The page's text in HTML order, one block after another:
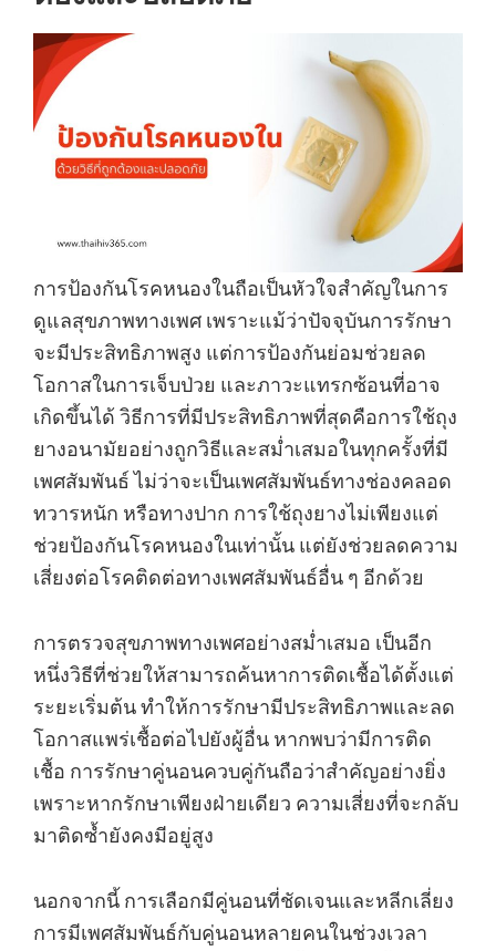
การป้องกันโรคหนองในถือเป็นหัวใจสำคัญในการ
ดูแลสุขภาพทางเพศ เพราะแม้ว่าปัจจุบันการรักษา
จะมีประสิทธิภาพสูง แต่การป้องกันย่อมช่วยลด
โอกาสในการเจ็บป่วย และภาวะแทรกซ้อนที่อาจ
เกิดขึ้นได้ วิธีการที่มีประสิทธิภาพที่สุดคือการใช้ถุง
ยางอนามัยอย่างถูกวิธีและสม่ำเสมอในทุกครั้งที่มี
เพศสัมพันธ์ ไม่ว่าจะเป็นเพศสัมพันธ์ทางช่องคลอด
ทวารหนัก หรือทางปาก การใช้ถุงยางไม่เพียงแต่
ช่วยป้องกันโรคหนองในเท่านั้น แต่ยังช่วยลดความ
เสี่ยงต่อโรคติดต่อทางเพศสัมพันธ์อื่น ๆ อีกด้วย
การตรวจสุขภาพทางเพศอย่างสม่ำเสมอ เป็นอีก
หนึ่งวิธีที่ช่วยให้สามารถค้นหาการติดเชื้อได้ตั้งแต่
ระยะเริ่มต้น ทำให้การรักษามีประสิทธิภาพและลด
โอกาสแพร่เชื้อต่อไปยังผู้อื่น หากพบว่ามีการติด
เชื้อ การรักษาคู่นอนควบคู่กันถือว่าสำคัญอย่างยิ่ง
เพราะหากรักษาเพียงฝ่ายเดียว ความเสี่ยงที่จะกลับ
มาติดซ้ำยังคงมีอยู่สูง
นอกจากนี้ การเลือกมีคู่นอนที่ชัดเจนและหลีกเลี่ยง
การมีเพศสัมพันธ์กับคู่นอนหลายคนในช่วงเวลา